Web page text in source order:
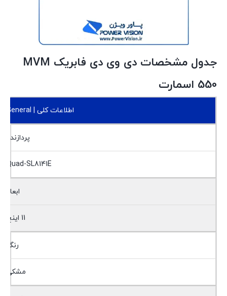
جدول مشخصات دی وی دی فابریک MVM
550 اسمارت
اطلاعات کلی | General
پردازنده
Quad-SL8141E
ابعاد
11 اینچ
رنگ
مشکی